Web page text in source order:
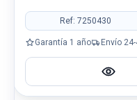
Ref: 7250430
Garantía 1 año Envío